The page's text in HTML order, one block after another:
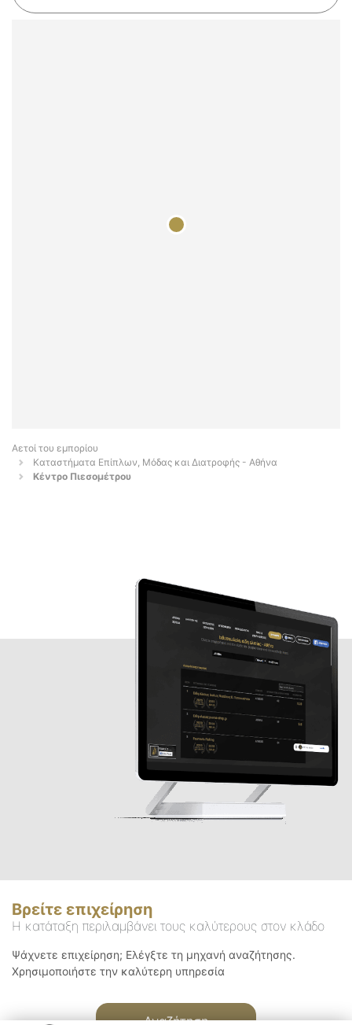
Αετοί του εμπορίου
Καταστήματα Επίπλων, Μόδας και Διατροφής - Αθήνα
Κέντρο Πιεσομέτρου
Βρείτε επιχείρηση
Η κατάταξη περιλαμβάνει τους καλύτερους στον κλάδο
Ψάχνετε επιχείρηση; Ελέγξτε τη μηχανή αναζήτησης.
Χρησιμοποιήστε την καλύτερη υπηρεσία
Αναζήτηση